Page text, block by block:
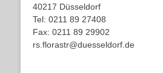
40217 Düsseldorf
Tel: 0211 89 27408
Fax: 0211 89 29902
rs.florastr@duesseldorf.de